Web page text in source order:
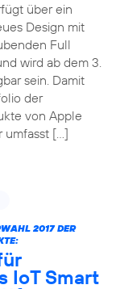
über ein
Design mit
Full
wird ab dem 3.
sein. Damit
der
von Apple
umfasst […]
2017 DER
IoT Smart